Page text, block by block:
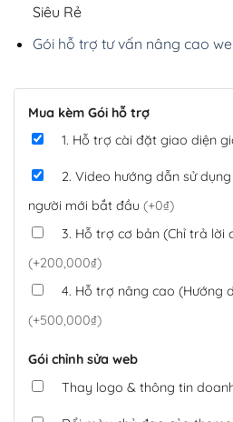
Siêu Rẻ
Gói hỗ trợ tư vấn nâng cao
Mua kèm Gói hỗ trợ
1. Hỗ trợ cài đặt giao diện
2. Video hướng dẫn sử
người mới bắt đầu (+0₫)
3. Hỗ trợ cơ bản (Chỉ trả lời
(+200,000₫)
4. Hỗ trợ nâng cao (Hướng
(+500,000₫)
Gói chỉnh sửa web
Thay logo & thông tin